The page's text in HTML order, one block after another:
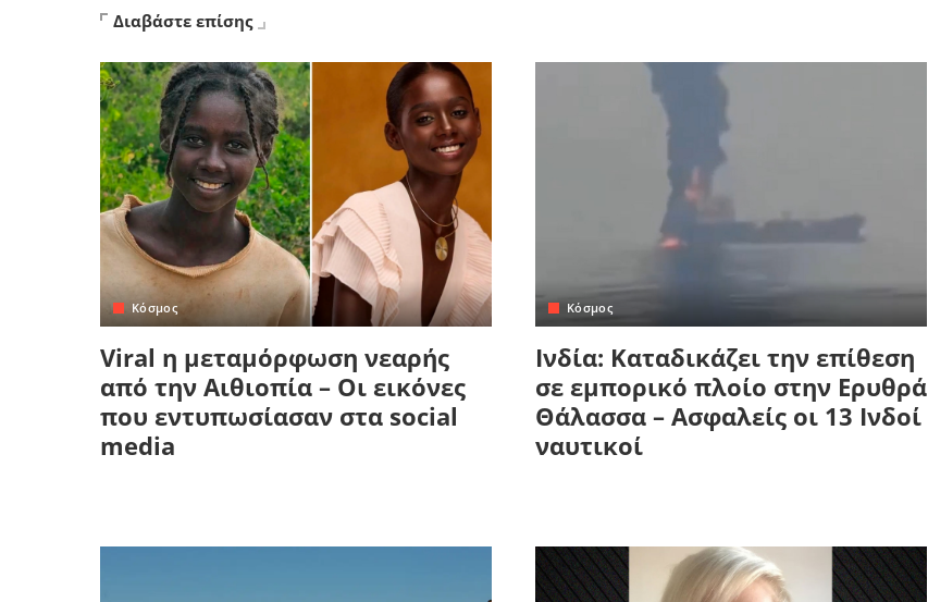
Διαβάστε επίσης
Κόσμος
Viral η μεταμόρφωση νεαρής
από την Αιθιοπία – Οι εικόνες
που εντυπωσίασαν στα social
media
Κόσμος
Ινδία: Καταδικάζει την επίθεση
σε εμπορικό πλοίο στην Ερυθρά
Θάλασσα – Ασφαλείς οι 13 Ινδοί
ναυτικοί